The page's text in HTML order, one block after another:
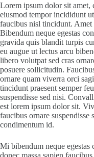
Lorem ipsum dolor sit amet,
eiusmod tempor incididunt
faucibus nisl tincidunt.
Bibendum neque egestas
gravida quis blandit turpis
eu augue ut lectus arcu
libero volutpat sed cras
posuere sollicitudin.
ornare quam viverra orci
tincidunt praesent semper
suspendisse sed nisi.
est lorem ipsum dolor sit.
faucibus ornare
condimentum id.
Mi bibendum neque egestas
donec massa sapien